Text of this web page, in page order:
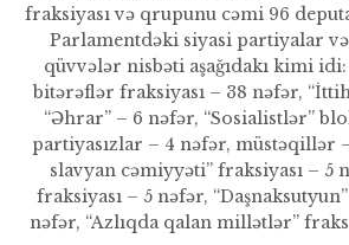
fraksiyası və qrupunu cəmi 96
Parlamentdəki siyasi partiyalar
qüvvələr nisbəti aşağıdakı kimi idi:
bitərəflər fraksiya­sı – 38 nəfər,
“Əhrar” – 6 nəfər, “Sosialistlər”
partiyasızlar – 4 nəfər, müstəqillər
slavyan cəmiyyəti” fraksiyası – 5
fraksiyası – 5 nəfər,
nəfər, “Azlıqda qalan millətlər”